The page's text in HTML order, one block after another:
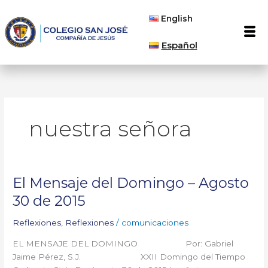
contenido
English
Español
nuestra señora
El Mensaje del Domingo – Agosto
30 de 2015
Reflexiones Reflexiones / comunicaciones
EL MENSAJE DEL DOMINGO Por: Gabriel
Jaime Pérez, S.J. XXII Domingo del Tiempo
El
Mensaje
del
Domingo
Agosto
30